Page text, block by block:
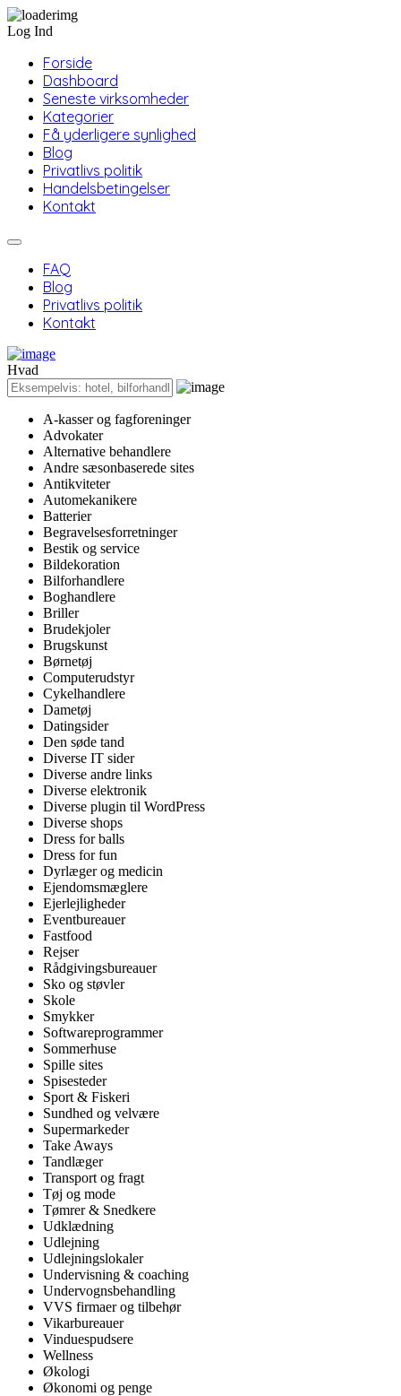
Log Ind
Forside
Dashboard
Seneste virksomheder
Kategorier
Få yderligere synlighed
Blog
Privatlivs politik
Handelsbetingelser
Kontakt
FAQ
Blog
Privatlivs politik
Kontakt
Hvad
A-kasser og fagforeninger
Advokater
Alternative behandlere
Andre sæsonbaserede sites
Antikviteter
Automekanikere
Batterier
Begravelsesforretninger
Bestik og service
Bildekoration
Bilforhandlere
Boghandlere
Briller
Brudekjoler
Brugskunst
Børnetøj
Computerudstyr
Cykelhandlere
Dametøj
Datingsider
Den søde tand
Diverse IT sider
Diverse andre links
Diverse elektronik
Diverse plugin til WordPress
Diverse shops
Dress for balls
Dress for fun
Dyrlæger og medicin
Ejendomsmæglere
Ejerlejligheder
Eventbureauer
Fastfood
Rejser
Rådgivingsbureauer
Sko og støvler
Skole
Smykker
Softwareprogrammer
Sommerhuse
Spille sites
Spisesteder
Sport & Fiskeri
Sundhed og velvære
Supermarkeder
Take Aways
Tandlæger
Transport og fragt
Tøj og mode
Tømrer & Snedkere
Udklædning
Udlejning
Udlejningslokaler
Undervisning & coaching
Undervognsbehandling
VVS firmaer og tilbehør
Vikarbureauer
Vinduespudsere
Wellness
Økologi
Økonomi og penge